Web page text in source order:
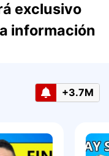
exclusivo
información
+3.7M